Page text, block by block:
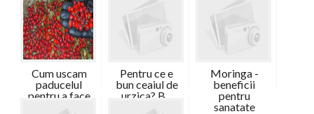
Cum uscam
paducelul
pentru a face
Pentru ce e
bun ceaiul de
urzica? B...
Moringa -
beneficii
pentru
sanatate